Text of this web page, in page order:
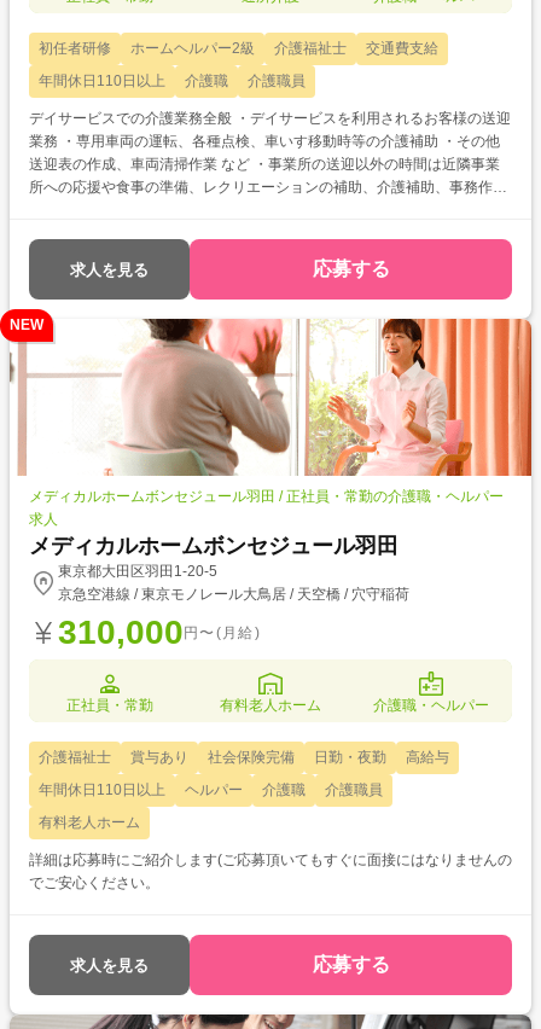
初任者研修 ホームヘルパー2級 介護福祉士
交通費支給
年間休日110日以上
介護職 介護職員
デイサービスでの介護業務全般 ・デイサービスを利用されるお客様の送迎
業務 ・専用車両の運転、各種点検、車いす移動時等の介護補助 ・その他
送迎表の作成、車両清掃作業 など ・事業所の送迎以外の時間は近隣事業
所への応援や食事の準備、レクリエーションの補助、介護補助、事務作業
求人を見る 応募する
NEW
メディカルホームボンセジュール羽田 / 正社員・常勤の介護職・ヘルパー
求人
メディカルホームボンセジュール羽田
東京都大田区羽田1-20-5
京急空港線 / 東京モノレール大鳥居 / 天空橋 / 穴守稲荷
310,000 円〜(月給)
正社員・常勤 有料老人ホーム 介護職・ヘルパー
介護福祉士 賞与あり 社会保険完備 日勤・夜勤
高給与
年間休日110日以上
ヘルパー 介護職
介護職員
有料老人ホーム
詳細は応募時にご紹介します(ご応募頂いてもすぐに面接にはなりませんの
でご安心ください。
求人を見る 応募する